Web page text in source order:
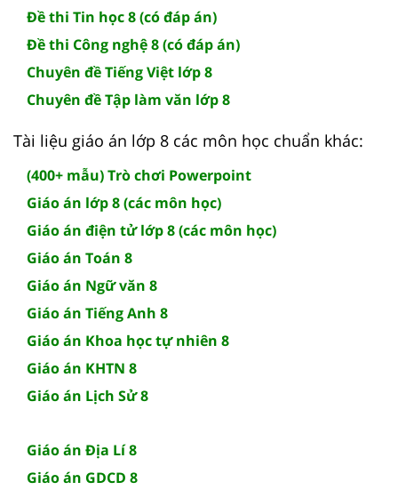
Đề thi Tin học 8 (có đáp án)
Đề thi Công nghệ 8 (có đáp án)
Chuyên đề Tiếng Việt lớp 8
Chuyên đề Tập làm văn lớp 8
Tài liệu giáo án lớp 8 các môn học chuẩn khác:
(400+ mẫu) Trò chơi Powerpoint
Giáo án lớp 8 (các môn học)
Giáo án điện tử lớp 8 (các môn học)
Giáo án Toán 8
Giáo án Ngữ văn 8
Giáo án Tiếng Anh 8
Giáo án Khoa học tự nhiên 8
Giáo án KHTN 8
Giáo án Lịch Sử 8
Giáo án Địa Lí 8
Giáo án GDCD 8